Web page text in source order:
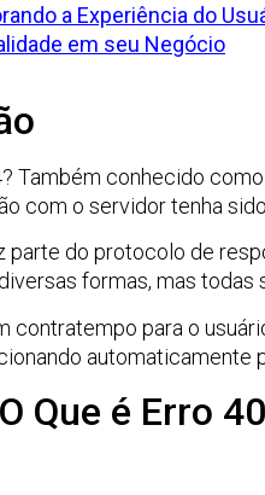
a Experiência do
em seu Negócio
Também conhecido
com o servidor tenha
parte do protocolo de
formas, mas
contratempo para o
automaticamente
Que é Erro